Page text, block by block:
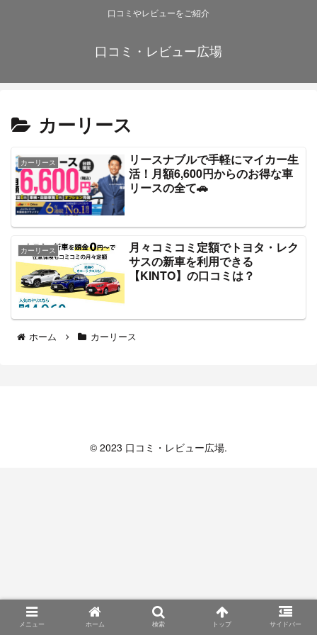
口コミやレビューをご紹介
口コミ・レビュー広場
カーリース
カーリース
リースナブルで手軽にマイカー生
活！月額6,600円からのお得な車
リースの全て🚗
カーリース
月々コミコミ定額でトヨタ・レク
サスの新車を利用できる
【KINTO】の口コミは？
ホーム カーリース
© 2023 口コミ・レビュー広場.
メニュー ホーム 検索 トップ サイドバー